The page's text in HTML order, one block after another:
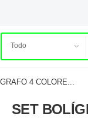
4 COLORE...
SET